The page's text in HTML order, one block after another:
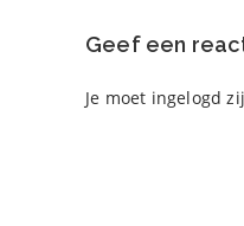
Geef een
Je moet ingelogd